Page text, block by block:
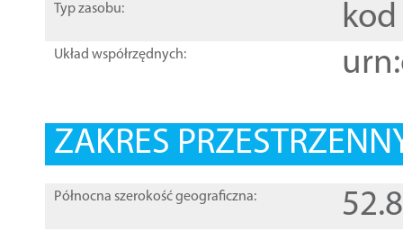
Typ zasobu: kod
Układ współrzędnych:
ZAKRES
Północna szerokość geograficzna: